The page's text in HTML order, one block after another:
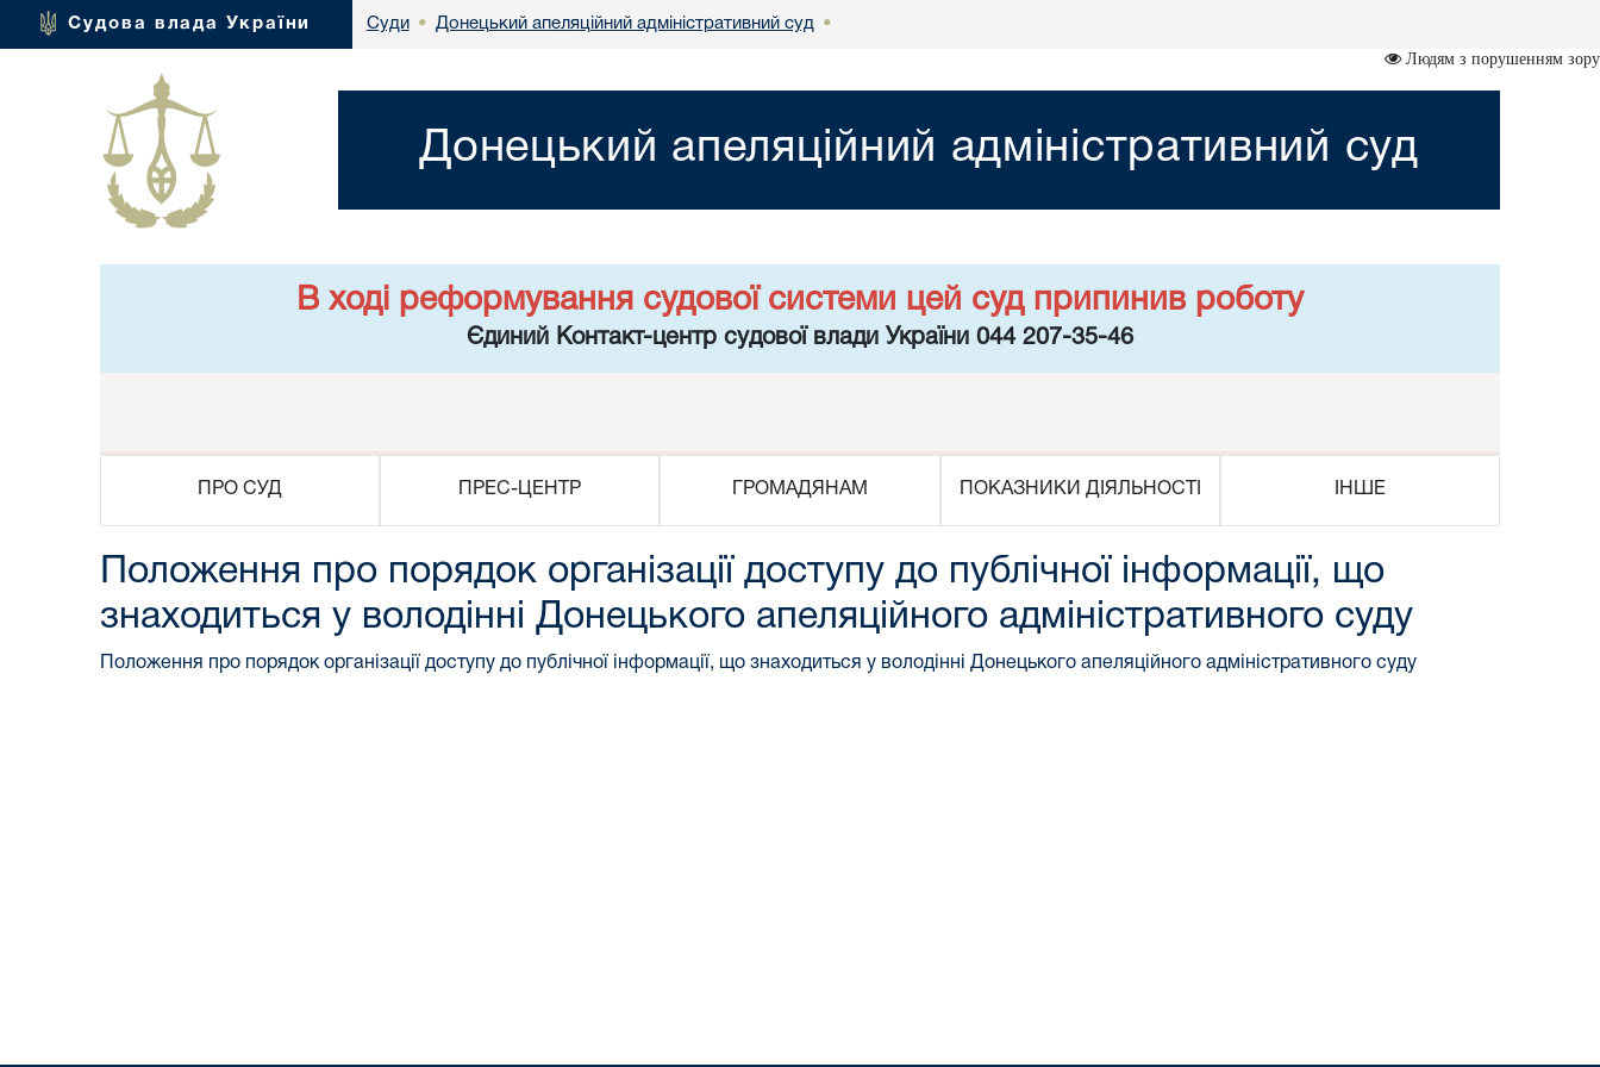
Судова влада України Суди • Донецький апеляційний адміністративний суд •
Людям з порушенням зору
Донецький апеляційний адміністративний суд
В ході реформування судової системи цей суд припинив роботу
Єдиний Контакт-центр судової влади України 044 207-35-46
ПРО СУД ПРЕС-ЦЕНТР ГРОМАДЯНАМ ПОКАЗНИКИ ДІЯЛЬНОСТІ ІНШЕ
Положення про порядок організації доступу до публічної інформації, що
знаходиться у володінні Донецького апеляційного адміністративного суду
Положення про порядок організації доступу до публічної інформації, що знаходиться у володінні Донецького апеляційного адміністративного суду